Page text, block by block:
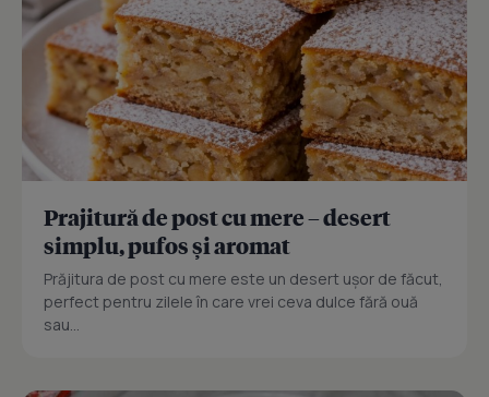
Prajitură de post cu mere – desert
simplu, pufos și aromat
Prăjitura de post cu mere este un desert ușor de făcut,
perfect pentru zilele în care vrei ceva dulce fără ouă
sau...